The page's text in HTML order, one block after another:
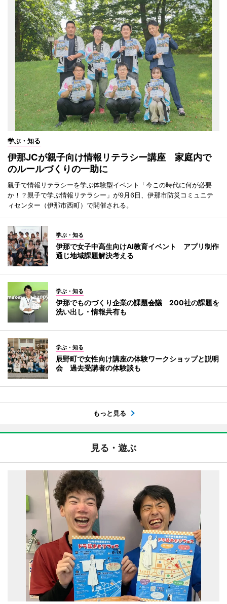
学ぶ・知る
伊那JCが親子向け情報リテラシー講座 家庭内で
のルールづくりの一助に
親子で情報リテラシーを学ぶ体験型イベント「今この時代に何が必要
か！？親子で学ぶ情報リテラシー」が9月6日、伊那市防災コミュニテ
ィセンター（伊那市西町）で開催される。
学ぶ・知る
伊那で女子中高生向けAI教育イベント アプリ制作
通じ地域課題解決考える
学ぶ・知る
伊那でものづくり企業の課題会議 200社の課題を
洗い出し・情報共有も
学ぶ・知る
辰野町で女性向け講座の体験ワークショップと説明
会 過去受講者の体験談も
もっと見る
見る・遊ぶ